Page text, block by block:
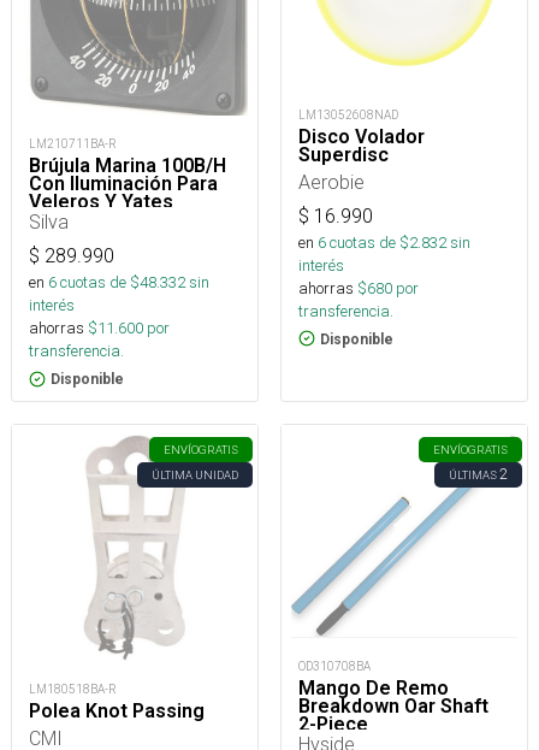
LM210711BA-R
Brújula Marina 100B/H
Con Iluminación Para
Veleros Y Yates
Silva
$ 289.990
en 6cuotas de $48.332sin
interés
ahorras $11.600 por
transferencia.
Disponible
LM13052608NAD
Disco Volador
Superdisc
Aerobie
$ 16.990
en 6cuotas de $2.832sin
interés
ahorras $680 por
transferencia.
Disponible
ENVÍOGRATIS
ÚLTIMA UNIDAD
LM180518BA-R
Polea Knot Passing
CMI
ENVÍOGRATIS
ÚLTIMAS2
OD310708BA
Mango De Remo
Breakdown Oar Shaft
2-Piece
Hyside